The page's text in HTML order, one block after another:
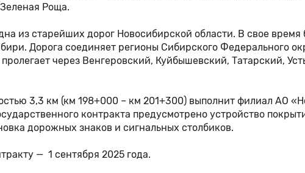
Роща.
из старейших дорог Новосибирской области. В свое время
Дорога соединяет регионы Сибирского Федерального
через Венгеровский, Куйбышевский, Татарский,
3,3 км (км 198+000 – км 201+300) выполнит филиал АО
контракта предусмотрено устройство
дорожных знаков и сигнальных столбиков.
— 1 сентября 2025 года.